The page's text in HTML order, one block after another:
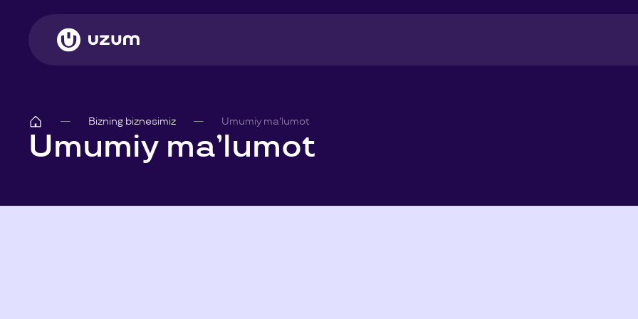
Bizning biznesimiz Umumiy ma'lumot
Umumiy ma’lumot